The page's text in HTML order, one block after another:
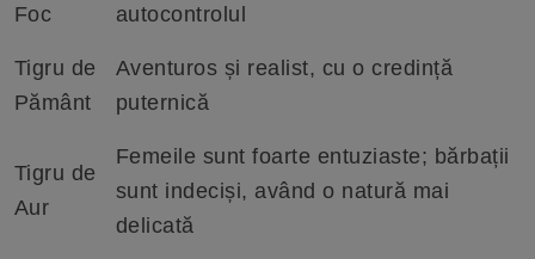
Foc
autocontrolul
Tigru de
Pământ
Aventuros și realist, cu o credință
puternică
Tigru de
Aur
Femeile sunt foarte entuziaste; bărbații
sunt indeciși, având o natură mai
delicată